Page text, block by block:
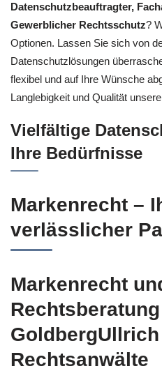
Datenschutzbeauftragter,
Gewerblicher Rechtsschutz?
Optionen. Lassen Sie sich von
Datenschutzlösungen
flexibel und auf Ihre Wünsche
Langlebigkeit und Qualität
Vielfältige
Ihre Bedürfnisse
Markenrecht –
verlässlicher
Markenrecht
GoldbergUllrich
Rechtsanwälte